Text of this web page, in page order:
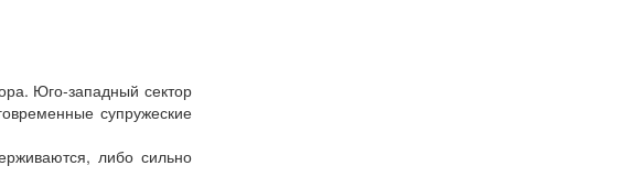
Юго-западный сектор
супружеские
либо сильно